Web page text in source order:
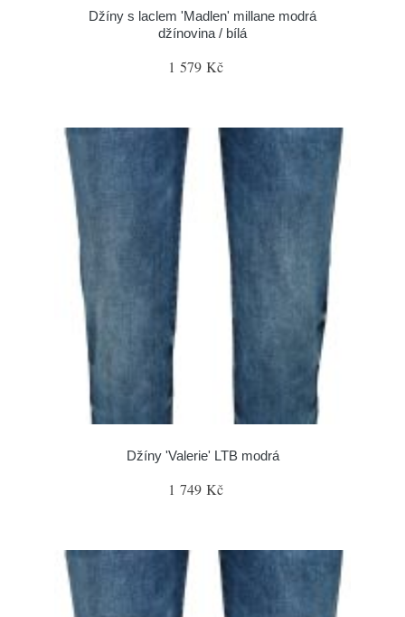
Džíny s laclem 'Madlen' millane modrá
džínovina / bílá
1 579 Kč
Džíny 'Valerie' LTB modrá
1 749 Kč